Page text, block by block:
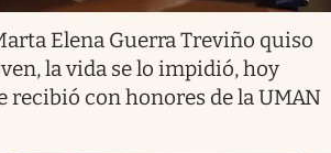
Elena Guerra Treviño quiso
la vida se lo impidió, hoy
recibió con honores de la UMAN